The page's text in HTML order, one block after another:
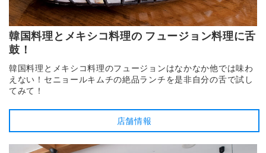
韓国料理とメキシコ料理の フュージョン料理に舌
鼓！
韓国料理とメキシコ料理のフュージョンはなかなか他では味わ
えない！セニョールキムチの絶品ランチを是非自分の舌で試し
てみて！
店舗情報